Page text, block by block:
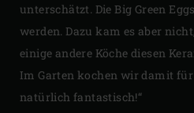
unterschätzt. Die Big Green
werden. Dazu kam es aber
einige andere Köche diesen
Im Garten kochen wir damit für
natürlich fantastisch!“